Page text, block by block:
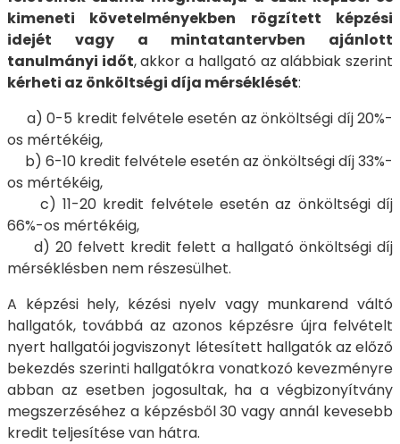
kimeneti követelményekben rögzített képzési
idejét vagy a mintatantervben ajánlott
tanulmányi időt, akkor a hallgató az alábbiak szerint
kérheti az önköltségi díja mérséklését:
a) 0-5 kredit felvétele esetén az önköltségi díj 20%-
os mértékéig,
b) 6-10 kredit felvétele esetén az önköltségi díj 33%-
os mértékéig,
c) 11-20 kredit felvétele esetén az önköltségi díj
66%-os mértékéig,
d) 20 felvett kredit felett a hallgató önköltségi díj
mérséklésben nem részesülhet.
A képzési hely, kézési nyelv vagy munkarend váltó
hallgatók, továbbá az azonos képzésre újra felvételt
nyert hallgatói jogviszonyt létesített hallgatók az előző
bekezdés szerinti hallgatókra vonatkozó kevezményre
abban az esetben jogosultak, ha a végbizonyítvány
megszerzéséhez a képzésből 30 vagy annál kevesebb
kredit teljesítése van hátra.